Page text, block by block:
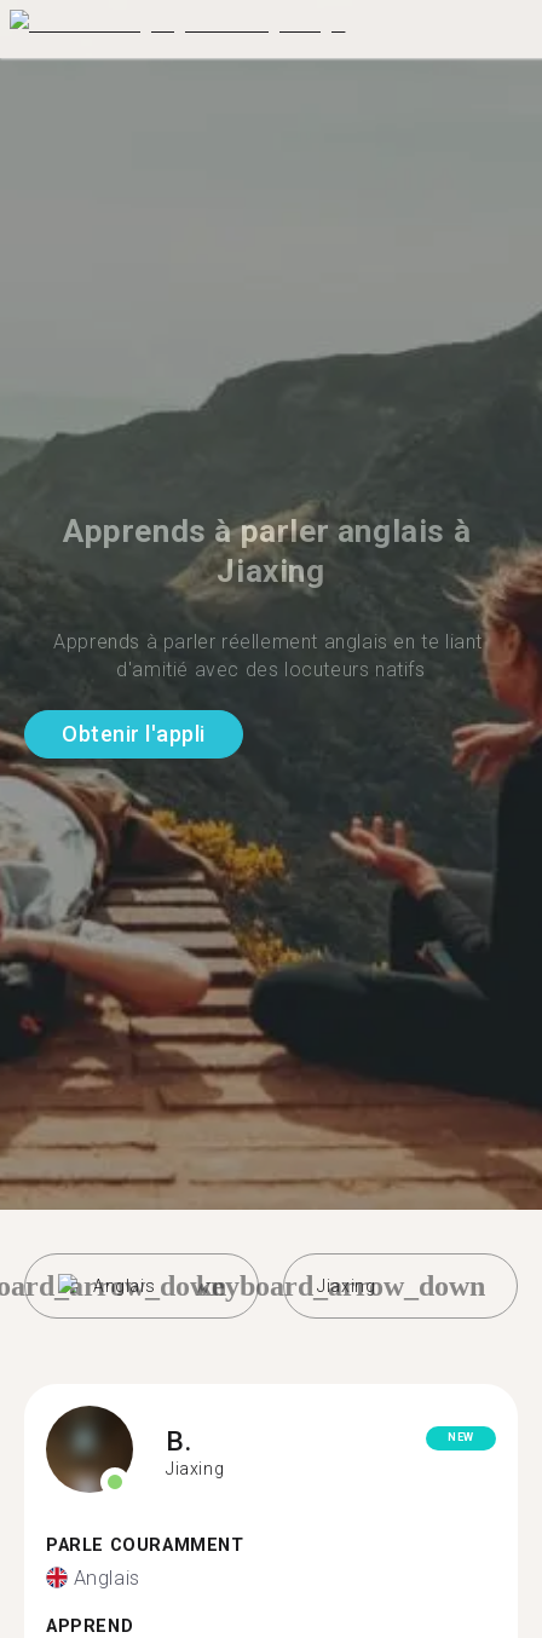
Apprends à parler anglais à
Jiaxing
Apprends à parler réellement anglais en te liant
d'amitié avec des locuteurs natifs
Obtenir l'appli
Anglais Jiaxing
keyboard_arrow_down
B.
Jiaxing
NEW
PARLE COURAMMENT
Anglais
APPREND